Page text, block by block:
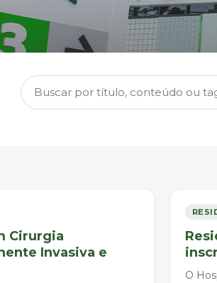
Cirurgia
Invasiva e
O